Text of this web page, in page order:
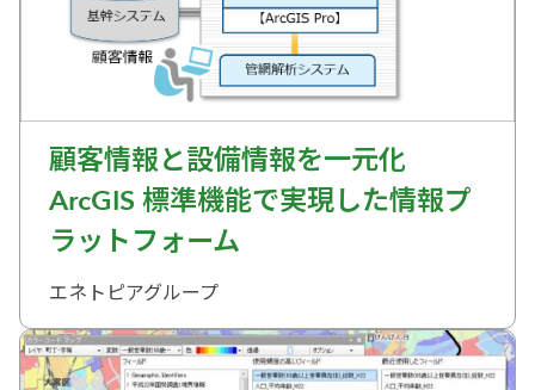
顧客情報と設備情報を一元化
ArcGIS 標準機能で実現した情報プ
ラットフォーム
エネトピアグループ